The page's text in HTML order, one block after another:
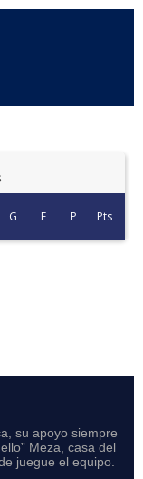
G E P Pts
su apoyo siempre
Meza, casa del
juegue el equipo.